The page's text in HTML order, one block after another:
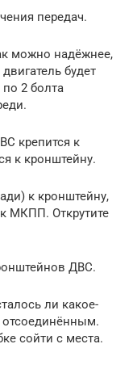
передач.
можно надёжнее,
будет
2 болта
крепится к
к кронштейну.
к кронштейну,
МКПП. Открутите
ДВС.
ли какое-
отсоединённым.
сойти с места.